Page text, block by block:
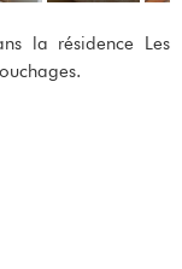
la résidence Les